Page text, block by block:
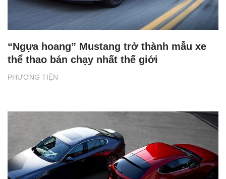
PHƯƠNG TIỆN
“Ngựa hoang” Mustang trở thành mẫu xe
thể thao bán chạy nhất thế giới